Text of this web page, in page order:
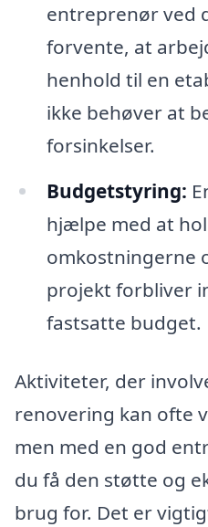
entreprenør ved
forvente, at
henhold til en
ikke behøver at
forsinkelser.
Budgetstyring:
hjælpe med at
omkostningerne
projekt forbliver
fastsatte budget.
Aktiviteter, der
renovering kan ofte
men med en god
du få den støtte og
brug for. Det er